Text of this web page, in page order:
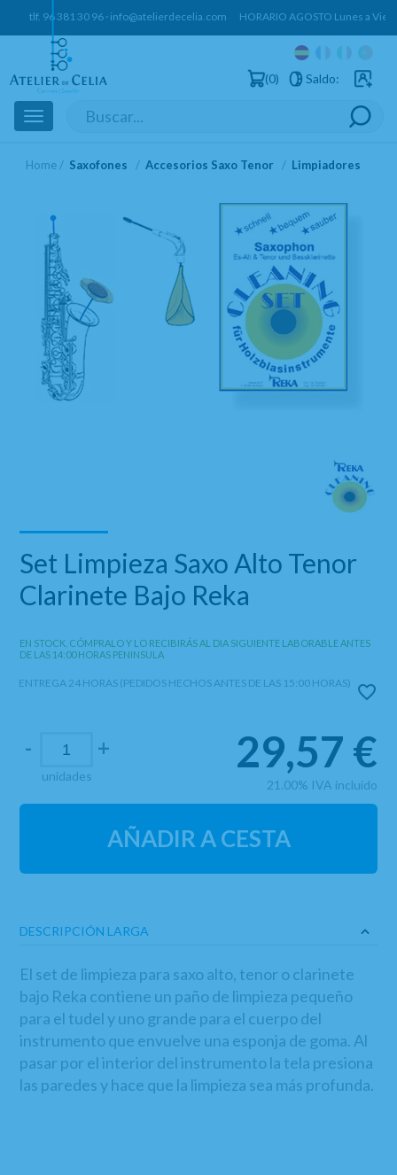
tlf. 96 381 30 96 · info@atelierdecelia.com HORARIO AGOSTO Lunes a
0 Saldo:
Toggle
navigation
Home Saxofones Accesorios Saxo Tenor Limpiadores
Set Limpieza Saxo Alto Tenor
Clarinete Bajo Reka
EN STOCK. CÓMPRALO Y LO RECIBIRÁS AL DIA SIGUIENTE LABORABLE ANTES
DE LAS 14:00 HORAS PENINSULA
ENTREGA 24 HORAS (PEDIDOS HECHOS ANTES DE LAS 15:00 HORAS)
-
unidades
+ 29,57 €
21.00% IVA incluido
AÑADIR A CESTA
DESCRIPCIÓN LARGA
El set de limpieza para saxo alto, tenor o clarinete
bajo Reka contiene un paño de limpieza pequeño
para el tudel y uno grande para el cuerpo del
instrumento que envuelve una esponja de goma. Al
pasar por el interior del instrumento la tela presiona
las paredes y hace que la limpieza sea más profunda.